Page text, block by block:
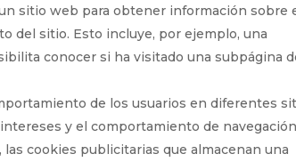
sitio web para obtener información sobre
del sitio. Esto incluye, por ejemplo, una
conocer si ha visitado una subpágina
de los usuarios en diferentes
y el comportamiento de
cookies publicitarias que almacenan una